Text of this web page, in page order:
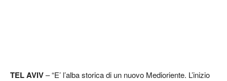
TEL AVIV– “E’ l’alba storica di un nuovo Medioriente. L’inizio